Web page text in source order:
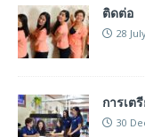
ติดต่อ
28
การเต
30